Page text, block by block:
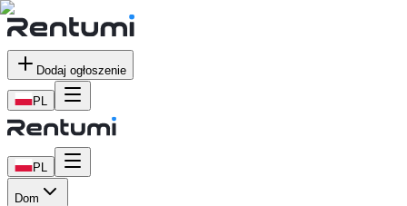
Dodaj ogłoszenie
PL
PL
Dom